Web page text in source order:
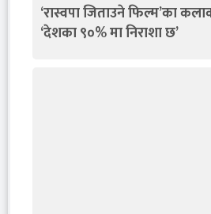
‘रास्वपा जिताउने फिल्म’का
‘देशका ९०% मा निराशा छ’